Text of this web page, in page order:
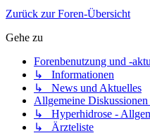
Zurück zur Foren-Übersicht
Gehe zu
Forenbenutzung und -
↳ Informationen
↳ News und Aktuelles
Allgemeine
↳ Hyperhidrose -
↳ Ärzteliste